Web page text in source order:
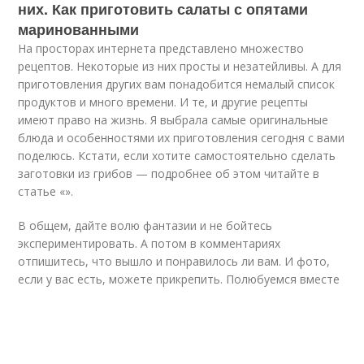
них. Как приготовить салаты с опятами
маринованными
На просторах интернета представлено множество
рецептов. Некоторые из них просты и незатейливы. А для
приготовления других вам понадобится немалый список
продуктов и много времени. И те, и другие рецепты
имеют право на жизнь. Я выбрала самые оригинальные
блюда и особенностями их приготовления сегодня с вами
поделюсь. Кстати, если хотите самостоятельно сделать
заготовки из грибов — подробнее об этом читайте в
статье «».
В общем, дайте волю фантазии и не бойтесь
экспериментировать. А потом в комментариях
отпишитесь, что вышло и понравилось ли вам. И фото,
если у вас есть, можете прикрепить. Полюбуемся вместе